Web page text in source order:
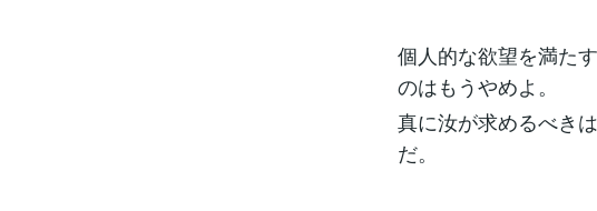
個人的な欲望を満た
のはもうやめよ。
真に汝が求めるべき
だ。